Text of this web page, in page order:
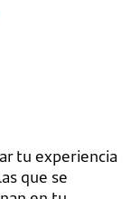
tu experiencia
que se